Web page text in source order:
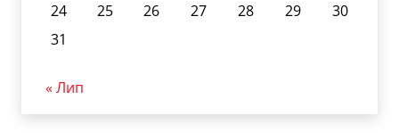
24
25 26 27 28 29
30
31
« Лип